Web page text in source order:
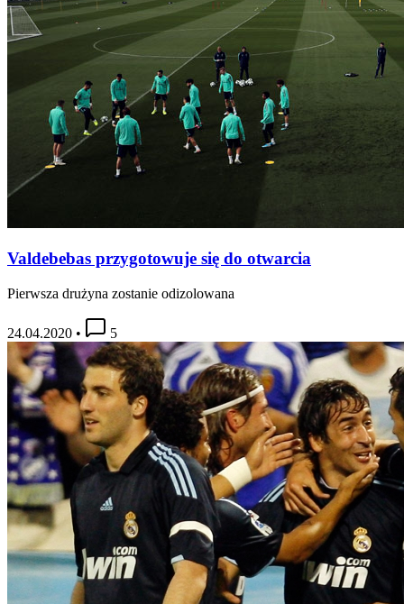
Valdebebas przygotowuje się do otwarcia
Pierwsza drużyna zostanie odizolowana
24.04.2020 • 5